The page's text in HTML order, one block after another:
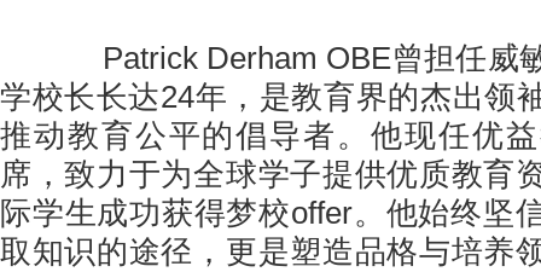
Patrick Derham OBE曾担任威
学校长长达24年，是教育界的杰出领
推动教育公平的倡导者。他现任优
席，致力于为全球学子提供优质教育
际学生成功获得梦校offer。他始终坚
取知识的途径，更是塑造品格与培养